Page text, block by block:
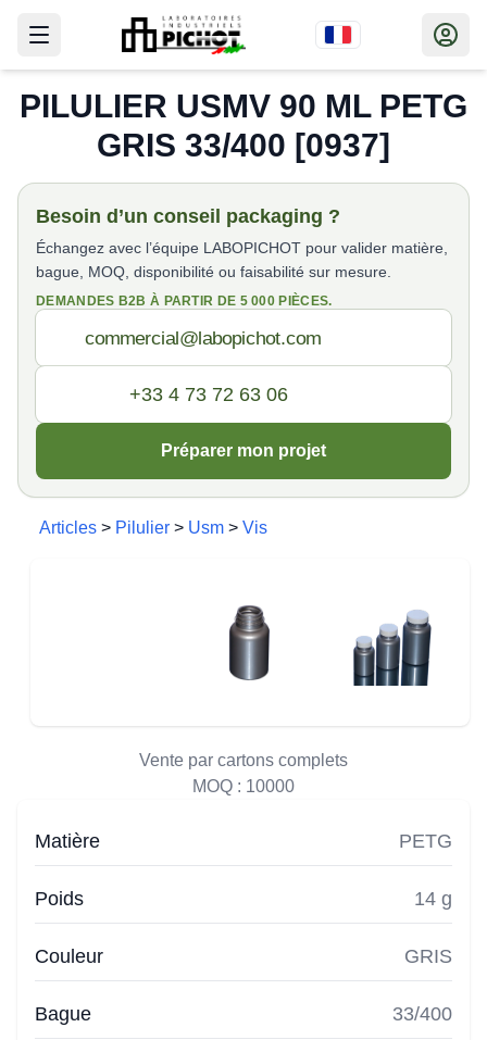
PILULIER USMV 90 ML PETG
GRIS 33/400 [0937]
Besoin d’un conseil packaging ?
Échangez avec l’équipe LABOPICHOT pour valider matière,
bague, MOQ, disponibilité ou faisabilité sur mesure.
DEMANDES B2B À PARTIR DE 5 000 PIÈCES.
Préparer mon projet
Articles > Pilulier > Usm > Vis
Vente par cartons complets
MOQ : 10000
Matière PETG
Poids 14 g
Couleur GRIS
Bague 33/400